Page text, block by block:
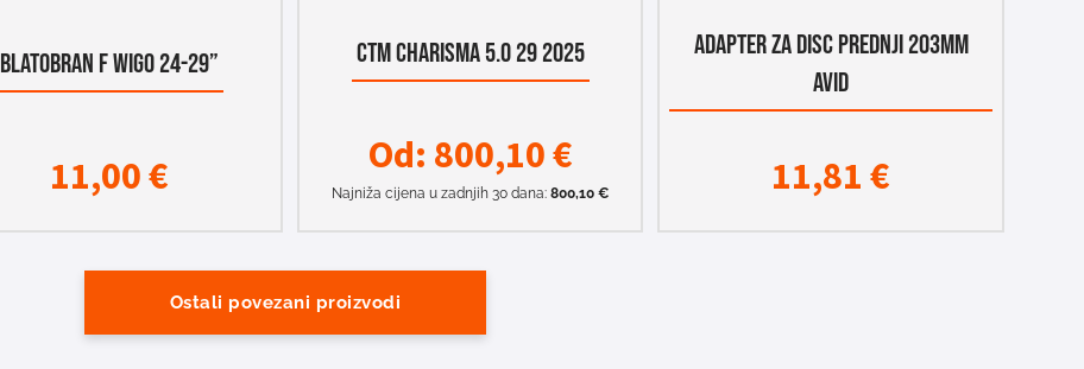
BLATOBRAN F WIGO 24-29”
11,00€
CTM CHARISMA 5.0 29 2025
Od:800,10€
Najniža cijena u zadnjih 30 dana: 800,10 €
ADAPTER ZA DISC PREDNJI 203MM
AVID
11,81€
Ostali povezani proizvodi